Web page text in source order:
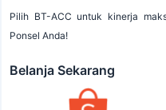
Pilih BT-ACC untuk kinerja
Ponsel Anda!
Belanja Sekarang